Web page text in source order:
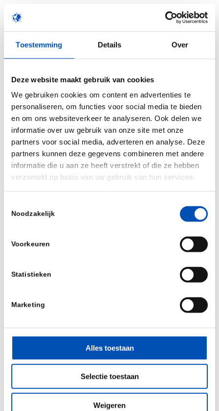
Toestemming Details Over
Deze website maakt gebruik van cookies
We gebruiken cookies om content en advertenties te
personaliseren, om functies voor social media te bieden
en om ons websiteverkeer te analyseren. Ook delen we
informatie over uw gebruik van onze site met onze
partners voor social media, adverteren en analyse. Deze
partners kunnen deze gegevens combineren met andere
informatie die u aan ze heeft verstrekt of die ze hebben
verzameld op basis van uw gebruik van hun services.
Noodzakelijk
Voorkeuren
Statistieken
Marketing
Alles toestaan
Selectie toestaan
Weigeren
Practical information
Date: September 28, 2022
Time: 12:00 pm – 18:00 pm
Venue:Pakhuis de Zwijger, Piet Heinkade 179,
Amsterdam
Who can join Biotech Wednesday
Biotech Wednesday is open to all interested
organizations and free of charge (max. 3
delegates per organization) HollandBIO members
and academia have priority.
Please note
Dutch government and the National Institute for
Powered by
Pakhuis de Zwijger
Piet Heinkade 179 - Amsterdam